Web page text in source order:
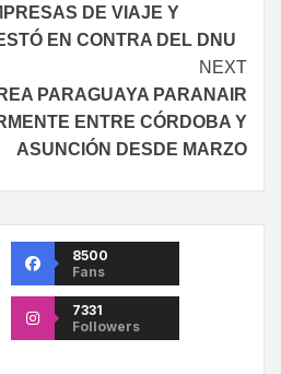
DE VIAJE Y
EN CONTRA DEL DNU
NEXT
PARAGUAYA PARANAIR
ENTRE CÓRDOBA Y
ASUNCIÓN DESDE MARZO
8500
Fans
7331
Followers